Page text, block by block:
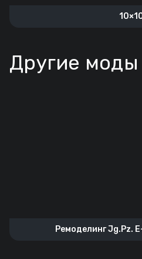
Другие моды
Ремоделинг Jg.Pz.